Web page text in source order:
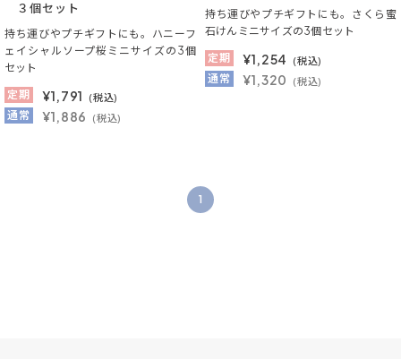
３個セット
持ち運びやプチギフトにも。ハニーフ
ェイシャルソープ桜ミニサイズの3個
セット
定期
¥1,791 (税込)
通常 ¥1,886 (税込)
持ち運びやプチギフトにも。さくら蜜
石けんミニサイズの3個セット
定期
¥1,254 (税込)
通常 ¥1,320 (税込)
1